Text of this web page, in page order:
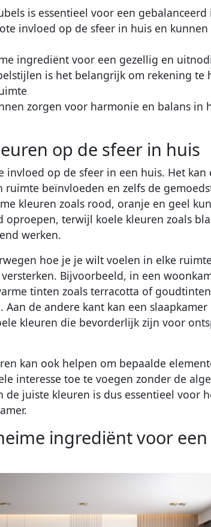
is essentieel voor een
invloed op de sfeer in huis en
ingrediënt voor een gezellig en
is het belangrijk om rekening te
zorgen voor harmonie en balans in
op de sfeer in huis
invloed op de sfeer in een huis. Het kan
ruimte beïnvloeden en zelfs de
kleuren zoals rood, oranje en geel
oproepen, terwijl koele kleuren zoals
werken.
hoe je je wilt voelen in elke
Bijvoorbeeld, in een
tinten zoals terracotta of
de andere kant kan een
kleuren die bevorderlijk zijn voor
kan ook helpen om bepaalde
interesse toe te voegen zonder de
de juiste kleuren is dus essentieel voor
ingrediënt voor